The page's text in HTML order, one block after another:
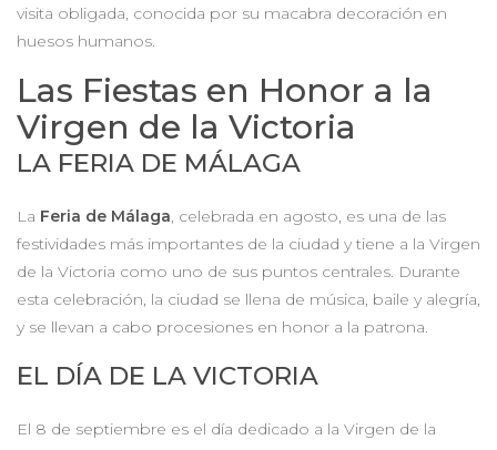
visita obligada, conocida por su macabra decoración en
huesos humanos.
Las Fiestas en Honor a la
Virgen de la Victoria
LA FERIA DE MÁLAGA
La Feria de Málaga, celebrada en agosto, es una de las
festividades más importantes de la ciudad y tiene a la Virgen
de la Victoria como uno de sus puntos centrales. Durante
esta celebración, la ciudad se llena de música, baile y alegría,
y se llevan a cabo procesiones en honor a la patrona.
EL DÍA DE LA VICTORIA
El 8 de septiembre es el día dedicado a la Virgen de la